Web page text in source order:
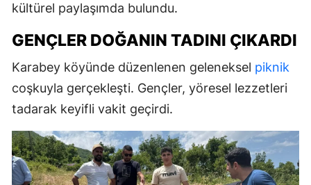
kültürel paylaşımda bulundu.
GENÇLER DOĞANIN TADINI ÇIKARDI
Karabey köyünde düzenlenen geleneksel piknik
coşkuyla gerçekleşti. Gençler, yöresel lezzetleri
tadarak keyifli vakit geçirdi.